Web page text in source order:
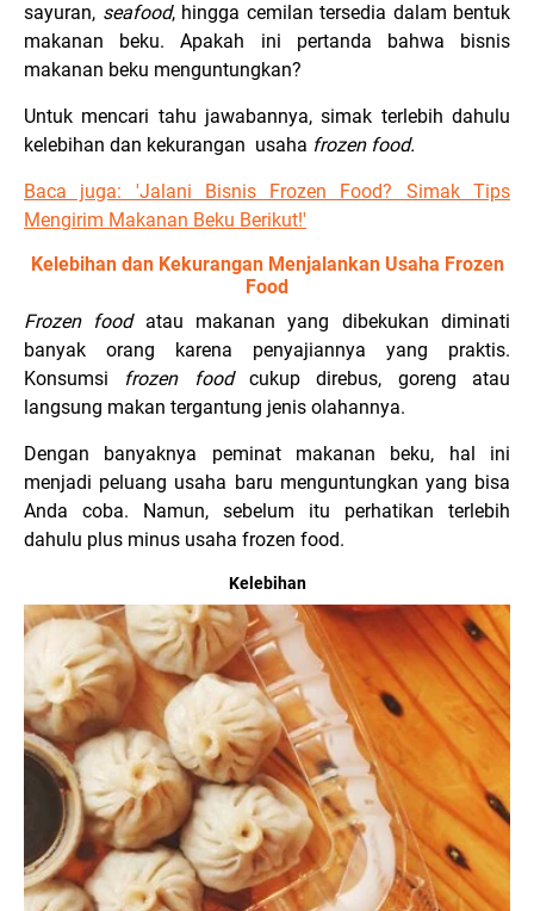
sayuran, seafood, hingga cemilan tersedia dalam bentuk
makanan beku. Apakah ini pertanda bahwa bisnis
makanan beku menguntungkan?
Untuk mencari tahu jawabannya, simak terlebih dahulu
kelebihan dan kekurangan usaha frozen food.
Baca juga: 'Jalani Bisnis Frozen Food? Simak Tips
Mengirim Makanan Beku Berikut!'
Kelebihan dan Kekurangan Menjalankan Usaha Frozen
Food
Frozen foodatau makanan yang dibekukan diminati
banyak orang karena penyajiannya yang praktis.
Konsumsi frozen foodcukup direbus, goreng atau
langsung makan tergantung jenis olahannya.
Dengan banyaknya peminat makanan beku, hal ini
menjadi peluang usaha baru menguntungkan yang bisa
Anda coba. Namun, sebelum itu perhatikan terlebih
dahulu plus minus usaha frozen food.
Kelebihan